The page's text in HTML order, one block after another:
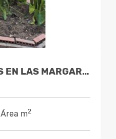
VENDO CASA DE TRES NIVELES EN LAS MARGARITAS KENNEDY
m2